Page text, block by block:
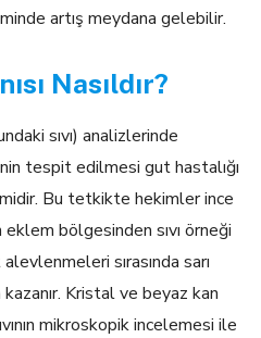
artış meydana gelebilir.
Nasıldır?
sıvı) analizlerinde
tespit edilmesi gut hastalığı
Bu tetkikte hekimler ince
bölgesinden sıvı örneği
sırasında sarı
Kristal ve beyaz kan
mikroskopik incelemesi ile